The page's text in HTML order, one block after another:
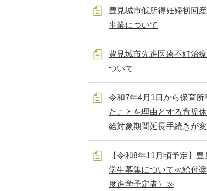
豊見城市低所得妊婦初回
事業について
豊見城市先進医療不妊治
ついて
令和7年4月1日から保育所
たことを理由とする育児
給対象期間延長手続きが変
【令和8年11月頃予定】
学生募集について≪給付
度進学予定者）≫